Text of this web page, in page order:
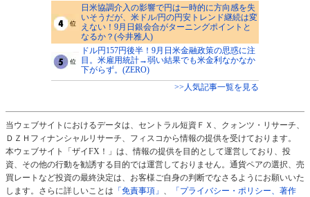
日米協調介入の影響で円は一時的に方向感を失
いそうだが、米ドル/円の円安トレンド継続は変
えない！9月日銀会合がターニングポイントと
なるか？(今井雅人)
ドル円157円後半！9月日米金融政策の思惑に注
目。米雇用統計→弱い結果でも米金利なかなか
下がらず。(ZERO)
>>人気記事一覧を見る
当ウェブサイトにおけるデータは、セントラル短資ＦＸ、クォンツ・リサーチ、
ＤＺＨフィナンシャルリサーチ、フィスコから情報の提供を受けております。
本ウェブサイト「ザイFX！」は、情報の提供を目的として運営しており、投
資、その他の行動を勧誘する目的では運営しておりません。通貨ペアの選択、売
買レートなど投資の最終決定は、お客様ご自身の判断でなさるようにお願いいた
します。さらに詳しいことは 「免責事項」 、
「プライバシー・ポリシー、著作